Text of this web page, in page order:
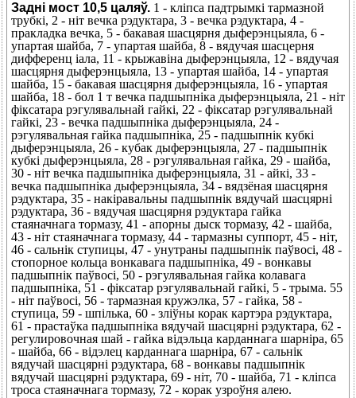
Задні мост 10,5 цаляў. 1 - кліпса падтрымкі тармазной
трубкі, 2 - ніт вечка рэдуктара, 3 - вечка рэдуктара, 4 -
пракладка вечка, 5 - бакавая шасцярня дыферэнцыяла, 6 -
упартая шайба, 7 - упартая шайба, 8 - вядучая шасцерня
дифференц іала, 11 - крыжавіна дыферэнцыяла, 12 - вядучая
шасцярня дыферэнцыяла, 13 - упартая шайба, 14 - упартая
шайба, 15 - бакавая шасцярня дыферэнцыяла, 16 - упартая
шайба, 18 - бол 1 т вечка падшыпніка дыферэнцыяла, 21 - ніт
фіксатара рэгулявальнай гайкі, 22 - фіксатар рэгулявальнай
гайкі, 23 - вечка падшыпніка дыферэнцыяла, 24 -
рэгулявальная гайка падшыпніка, 25 - падшыпнік кубкі
дыферэнцыяла, 26 - кубак дыферэнцыяла, 27 - падшыпнік
кубкі дыферэнцыяла, 28 - рэгулявальная гайка, 29 - шайба,
30 - ніт вечка падшыпніка дыферэнцыяла, 31 - айкі, 33 -
вечка падшыпніка дыферэнцыяла, 34 - вядзёная шасцярня
рэдуктара, 35 - накіравальны падшыпнік вядучай шасцярні
рэдуктара, 36 - вядучая шасцярня рэдуктара гайка
стаяначнага тормазу, 41 - апорны дыск тормазу, 42 - шайба,
43 - ніт стаяначнага тормазу, 44 - тармазны суппорт, 45 - ніт,
46 - сальнік ступицы, 47 - унутраны падшыпнік паўвосі, 48 -
стопорное кольца вонкавага падшыпніка, 49 - вонкавы
падшыпнік паўвосі, 50 - рэгулявальная гайка колавага
падшыпніка, 51 - фіксатар рэгулявальнай гайкі, 5 - трыма. 55
- ніт паўвосі, 56 - тармазная кружэлка, 57 - гайка, 58 -
ступица, 59 - шпілька, 60 - зліўны корак картэра рэдуктара,
61 - прастаўка падшыпніка вядучай шасцярні рэдуктара, 62 -
регулировочная шай - гайка відэльца карданнага шарніра, 65
- шайба, 66 - відэлец карданнага шарніра, 67 - сальнік
вядучай шасцярні рэдуктара, 68 - вонкавы падшыпнік
вядучай шасцярні рэдуктара, 69 - ніт, 70 - шайба, 71 - кліпса
троса стаяначнага тормазу, 72 - корак узроўня алею.